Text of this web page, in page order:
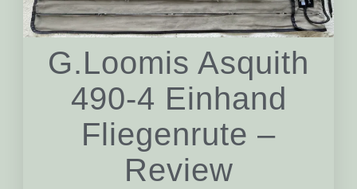
G.Loomis Asquith
490-4 Einhand
Fliegenrute –
Review